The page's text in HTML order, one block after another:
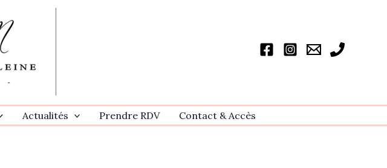
Actualités Prendre RDV Contact & Accѐs